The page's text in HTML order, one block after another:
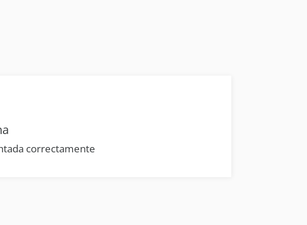
correctamente